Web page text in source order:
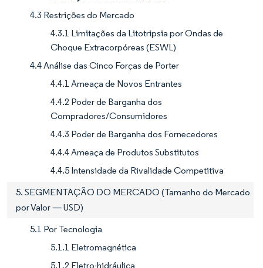
4.3 Restrições do Mercado
4.3.1 Limitações da Litotripsia por Ondas de
Choque Extracorpóreas (ESWL)
4.4 Análise das Cinco Forças de Porter
4.4.1 Ameaça de Novos Entrantes
4.4.2 Poder de Barganha dos
Compradores/Consumidores
4.4.3 Poder de Barganha dos Fornecedores
4.4.4 Ameaça de Produtos Substitutos
4.4.5 Intensidade da Rivalidade Competitiva
5. SEGMENTAÇÃO DO MERCADO (Tamanho do Mercado
por Valor — USD)
5.1 Por Tecnologia
5.1.1 Eletromagnética
5.1.2 Eletro-hidráulica